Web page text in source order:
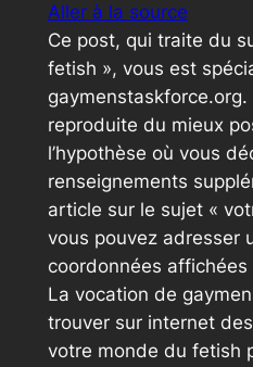
Aller à la source
Ce post, qui traite du
fetish », vous est
reproduite du mieux
l’hypothèse où vous
renseignements
article sur le sujet «
vous pouvez adresser
coordonnées
La vocation de
trouver sur internet
votre monde du fetish